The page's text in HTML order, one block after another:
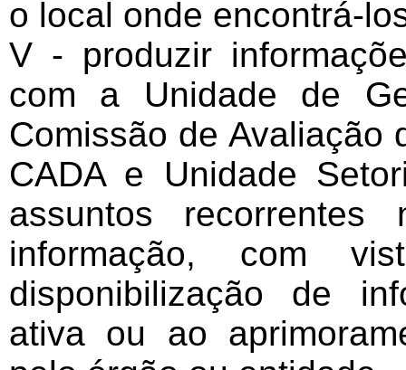
o local onde encontrá-
V - produzir
com a Unidade de
Comissão de Avaliação
CADA e Unidade
assuntos
informação, com
disponibilização de
ativa ou ao